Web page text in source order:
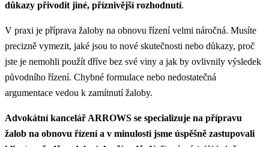
důkazy přivodit jiné, příznivější rozhodnutí.
V praxi je příprava žaloby na obnovu řízení velmi náročná. Musíte
precizně vymezit, jaké jsou to nové skutečnosti nebo důkazy, proč
jste je nemohli použít dříve bez své viny a jak by ovlivnily výsledek
původního řízení. Chybné formulace nebo nedostatečná
argumentace vedou k zamítnutí žaloby.
Advokátní kancelář ARROWS se specializuje na přípravu
žalob na obnovu řízení a v minulosti jsme úspěšně zastupovali